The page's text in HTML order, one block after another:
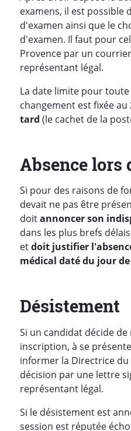
examens, il est possible
d'examen ainsi que le
d'examen. Il faut pour
Provence par un
représentant légal.
La date limite pour
changement est fixée au
tard (le cachet de la
Absence lors
Si pour des raisons de
devait ne pas être
doitannoncer son
dans les plus brefs
etdoit justifier
médical daté du jour
Désistement
Si un candidat décide
inscription, à se
informer la Directrice du
décision par une lettre
représentant légal.
Si le désistement est
session est réputée